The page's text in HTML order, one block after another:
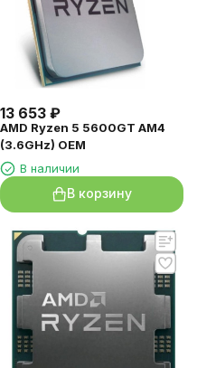
13 653 ₽
AMD Ryzen 5 5600GT AM4
(3.6GHz) OEM
В наличии
В корзину